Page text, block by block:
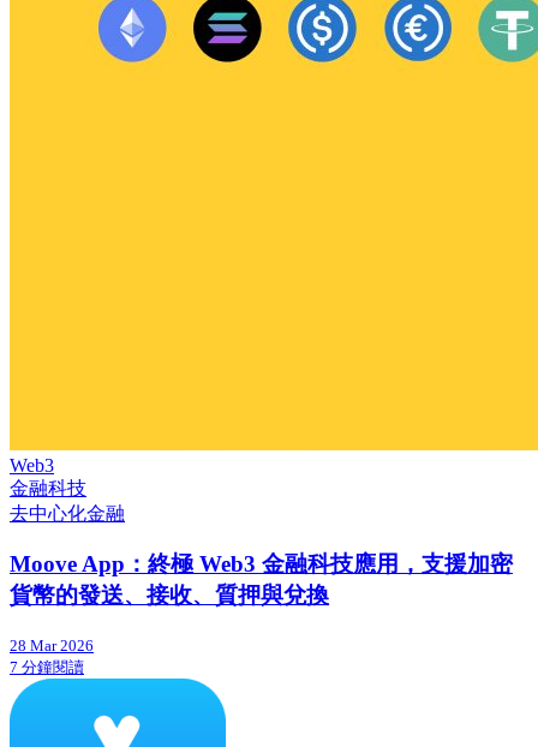
Web3
金融科技
去中心化金融
Moove App：終極 Web3 金融科技應用，支援加密
貨幣的發送、接收、質押與兌換
28 Mar 2026
7 分鐘閱讀